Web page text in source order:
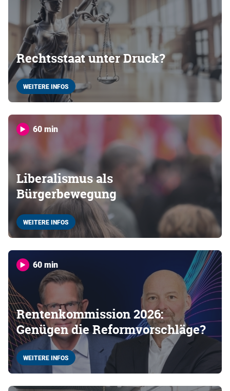
Rechtsstaat unter Druck?
WEITERE INFOS
60 min
Liberalismus als
Bürgerbewegung
WEITERE INFOS
60 min
Rentenkommission 2026:
Genügen die Reformvorschläge?
WEITERE INFOS